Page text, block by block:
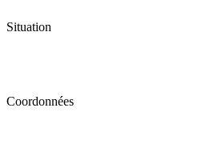
Situation
Coordonnées